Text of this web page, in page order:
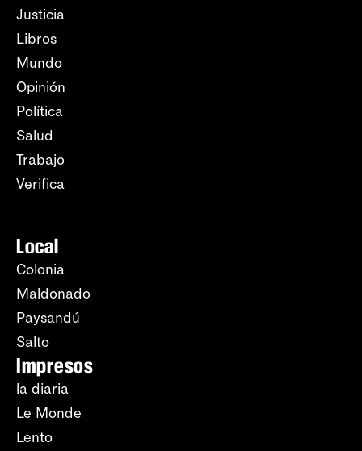
Justicia
Libros
Mundo
Opinión
Política
Salud
Trabajo
Verifica
Local
Colonia
Maldonado
Paysandú
Salto
Impresos
la diaria
Le Monde
Lento